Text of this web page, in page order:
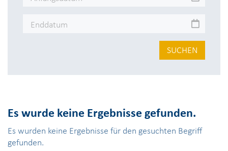
SUCHEN
Es wurde keine Ergebnisse gefunden.
Es wurden keine Ergebnisse für den gesuchten Begriff
gefunden.